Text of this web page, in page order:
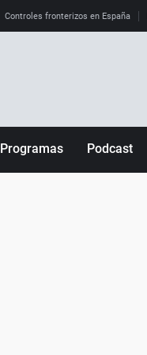
Controles fronterizos en España
Programas Podcast